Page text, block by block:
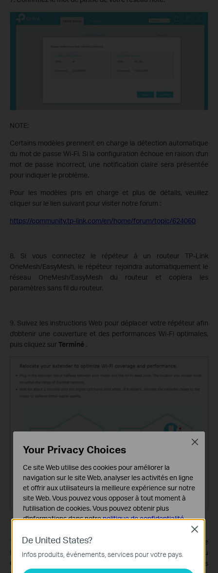
NOTE:
Certains modèles prennent en charge la détection automatique
du mot de passe Wi-Fi. Si la configuration échoue en raison d'un
mot de passe incorrect, une notification claire sera présentée
pour indiquer le problème.
Pour les modèles pris en charge et plus de détails, veuillez
cliquer sur le lien suivant pour visiter notre forum :
https://community.tp-link.com/en/home/forum/topic/624060
8. Si vous connectez le répéteur à un routeur TP-Link
OneMesh/EasyMesh, le répéteur rejoindra automatiquement le
réseau OneMesh/EasyMesh du routeur et copiera les
paramètres sans fil du routeur.
9. Suivez les instructions Web pour déplacer votre répéteur afin
d'obtenir une couverture et des performances Wi-Fi optimales,
puis cliquez surTerminé .
10. Un écran de réussite comme ci-dessous apparaît à la fin de
la configuration, le répéteur a réussi à rejoindre le réseau
OneMesh/EasyMesh du routeur et a copié les paramètres sans
De United States?
Infos produits, événements, services pour votre pays.
Close
Your Privacy Choices
Ce site Web utilise des cookies pour améliorer la
navigation sur le site Web, analyser les activités en ligne
et offrir aux utilisateurs la meilleure expérience sur notre
site Web. Vous pouvez vous opposer à tout moment à
l'utilisation de cookies. Vous pouvez obtenir plus
d'informations dans notrepolitique de confidentialité.
Cookies basiques
Ces cookies sont nécessaires au fonctionnement du
site Web et ne peuvent pas être désactivés dans vos
Close